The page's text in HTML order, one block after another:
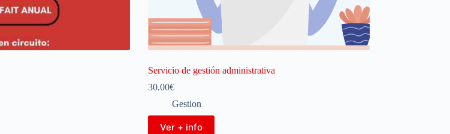
Servicio de gestión administrativa
30.00€
Gestion
Ver + info